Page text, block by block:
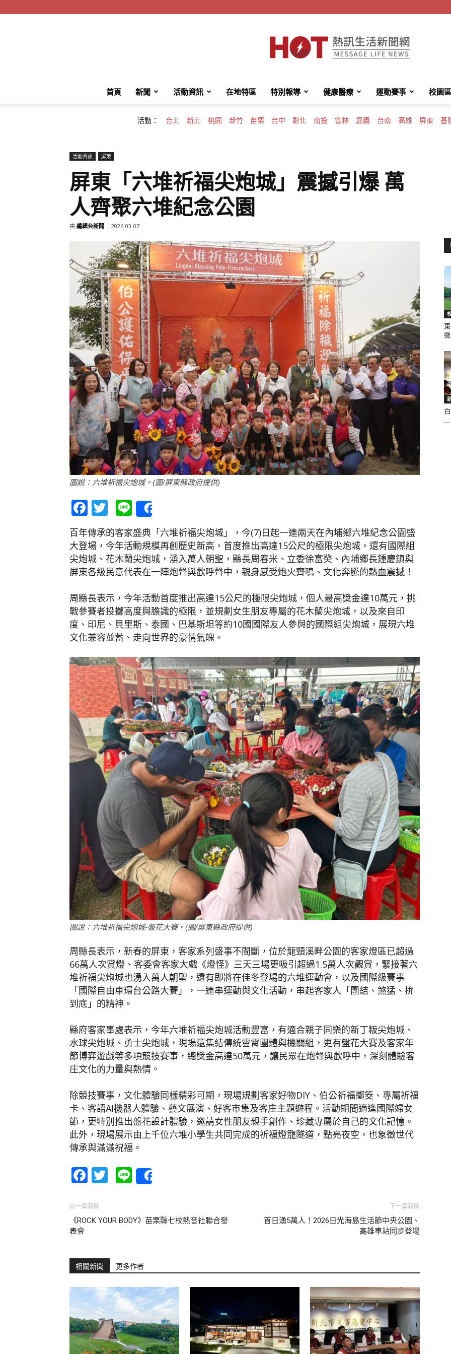
HotMessage
生
活
新
網
首頁 新聞 活動資訊 在地特區 特別報導 健康醫療 運動賽事 校園區
活動： 台北 新北 桃園 新竹 苗栗 台中 彰化 南投 雲林 嘉義 台南 高雄 屏東 基
活動資訊 屏東
屏東「六堆祈福尖炮城」震撼引爆 萬
人齊聚六堆紀念公園
由 編輯台新聞 - 2026-03-07
圖說：六堆祈福尖炮城。(圖/屏東縣政府提供)
Facebook
Twitter
Line
百年傳承的客家盛典「六堆祈福尖炮城」，今(7)日起一連兩天在內埔鄉六堆紀念公園盛
大登場，今年活動規模再創歷史新高，首度推出高達15公尺的極限尖炮城，還有國際組
尖炮城、花木蘭尖炮城，湧入萬人朝聖，縣長周春米、立委徐富癸、內埔鄉長鍾慶鎮與
屏東各級民意代表在一陣炮聲與歡呼聲中，親身感受炮火齊鳴、文化奔騰的熱血震撼！
周縣長表示，今年活動首度推出高達15公尺的極限尖炮城，個人最高獎金達10萬元，挑
戰參賽者投擲高度與膽識的極限，並規劃女生朋友專屬的花木蘭尖炮城，以及來自印
度、印尼、貝里斯、泰國、巴基斯坦等約10國國際友人參與的國際組尖炮城，展現六堆
文化兼容並蓄、走向世界的豪情氣魄。
圖說：六堆祈福尖炮城-盤花大賽。(圖/屏東縣政府提供)
周縣長表示，新春的屏東，客家系列盛事不間斷，位於龍頸溪畔公園的客家燈區已超過
66萬人次賞燈、客委會客家大戲《燈怪》三天三場更吸引超過1.5萬人次觀賞，緊接著六
堆祈福尖炮城也湧入萬人朝聖，還有即將在佳冬登場的六堆運動會，以及國際級賽事
「國際自由車環台公路大賽」，一連串運動與文化活動，串起客家人「團結、煞猛、拚
到底」的精神。
縣府客家事處表示，今年六堆祈福尖炮城活動豐富，有適合親子同樂的新丁粄尖炮城、
水球尖炮城、勇士尖炮城，現場還集結傳統雲霄團體與機關組，更有盤花大賽及客家年
節博弈遊戲等多項競技賽事，總獎金高達50萬元，讓民眾在炮聲與歡呼中，深刻體驗客
庄文化的力量與熱情。
除競技賽事，文化體驗同樣精彩可期，現場規劃客家好物DIY、伯公祈福擲筊、專屬祈福
卡、客語AI機器人體驗、藝文展演、好客市集及客庄主題遊程。活動期間適逢國際婦女
節，更特別推出盤花設計體驗，邀請女性朋友親手創作、珍藏專屬於自己的文化記憶。
此外，現場展示由上千位六堆小學生共同完成的祈福燈籠隧道，點亮夜空，也象徵世代
傳承與滿滿祝福。
Facebook
Twitter
Line
前一篇新聞
《ROCK YOUR BODY》苗栗縣七校熱音社聯合發
表會
下一篇新聞
首日湧5萬人！2026日光海島生活節中央公園、
高雄車站同步登場
相關新聞 更多作者
...